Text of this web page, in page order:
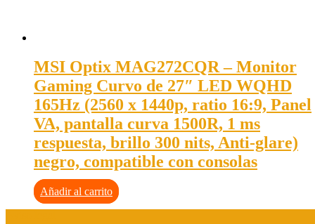
MSI Optix MAG272CQR – Monitor
Gaming Curvo de 27″ LED WQHD
165Hz (2560 x 1440p, ratio 16:9, Panel
VA, pantalla curva 1500R, 1 ms
respuesta, brillo 300 nits, Anti-glare)
negro, compatible con consolas
Añadir al carrito